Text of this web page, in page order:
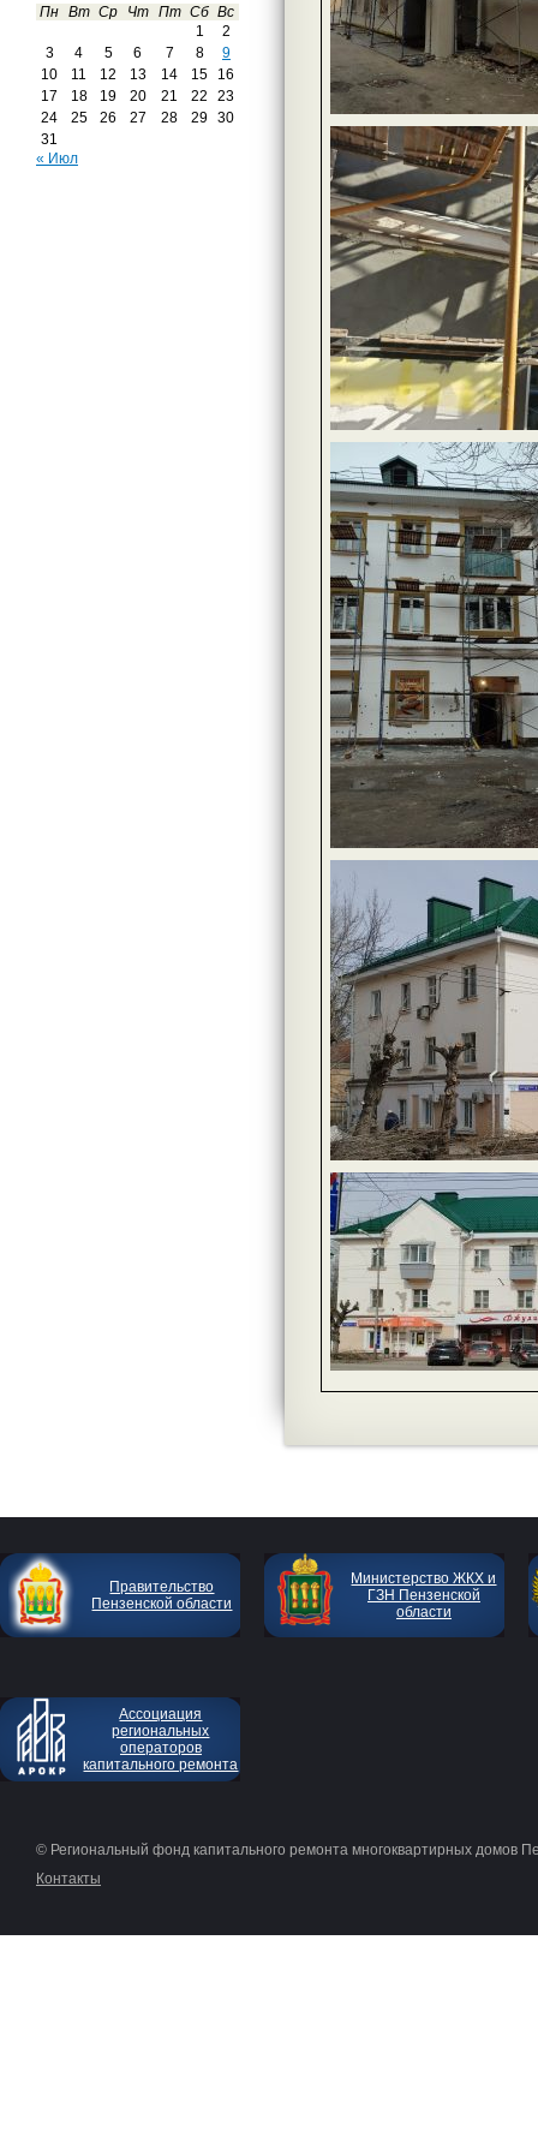
Пн Вт Ср Чт Пт Сб Вс
1
2
3
4 5 6 7 8
9
10
11 12 13 14 15
16
17
18 19 20 21 22
23
24
25 26 27 28 29
30
31
« Июл
Правительство
Пензенской области
Министерство ЖКХ и
ГЗН Пензенской
области
Ассоциация
региональных
операторов
капитального ремонта
© Региональный фонд капитального ремонта многоквартирных домов
Контакты